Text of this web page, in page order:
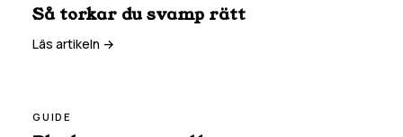
Så torkar du svamp rätt
Läs artikeln →
GUIDE